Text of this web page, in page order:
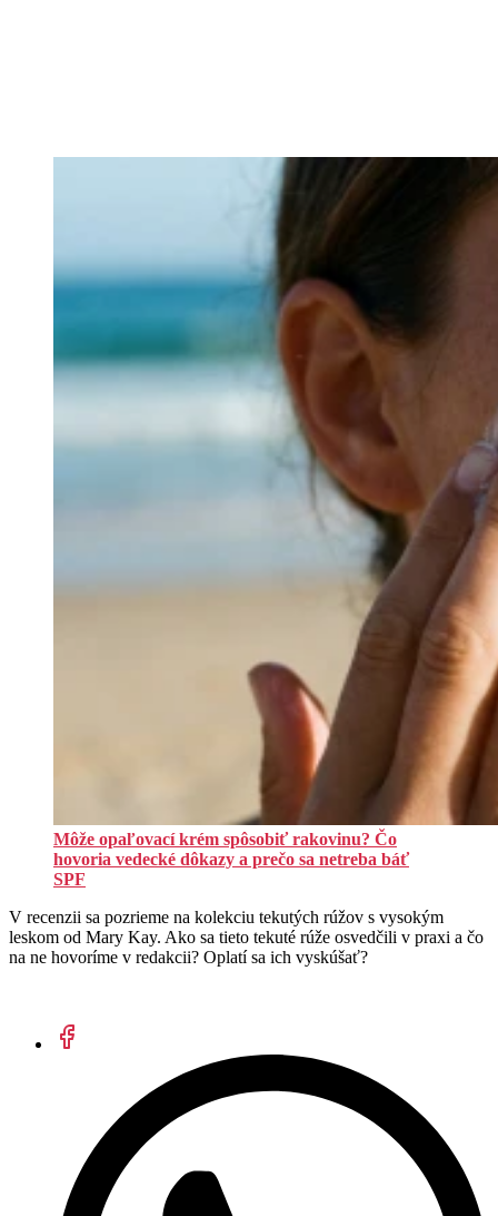
Môže opaľovací krém spôsobiť rakovinu? Čo
hovoria vedecké dôkazy a prečo sa netreba báť
SPF
V recenzii sa pozrieme na kolekciu tekutých rúžov s vysokým
leskom od Mary Kay. Ako sa tieto tekuté rúže osvedčili v praxi a čo
na ne hovoríme v redakcii? Oplatí sa ich vyskúšať?